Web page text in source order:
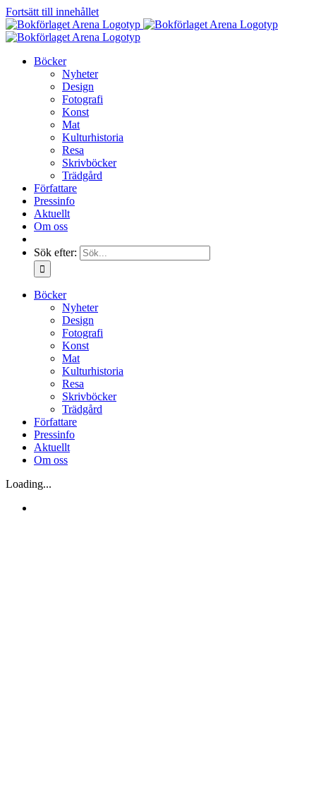
Fortsätt till innehållet
Böcker
Nyheter
Design
Fotografi
Konst
Mat
Kulturhistoria
Resa
Skrivböcker
Trädgård
Författare
Pressinfo
Aktuellt
Om oss
Sök efter:
Böcker
Nyheter
Design
Fotografi
Konst
Mat
Kulturhistoria
Resa
Skrivböcker
Trädgård
Författare
Pressinfo
Aktuellt
Om oss
Loading...